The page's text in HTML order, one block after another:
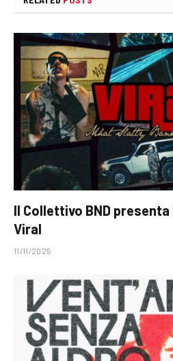
Il Collettivo BND
Viral
11/11/2025